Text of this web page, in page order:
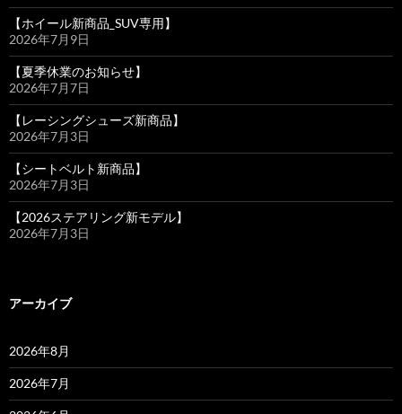
【ホイール新商品_SUV専用】
2026年7月9日
【夏季休業のお知らせ】
2026年7月7日
【レーシングシューズ新商品】
2026年7月3日
【シートベルト新商品】
2026年7月3日
【2026ステアリング新モデル】
2026年7月3日
アーカイブ
2026年8月
2026年7月